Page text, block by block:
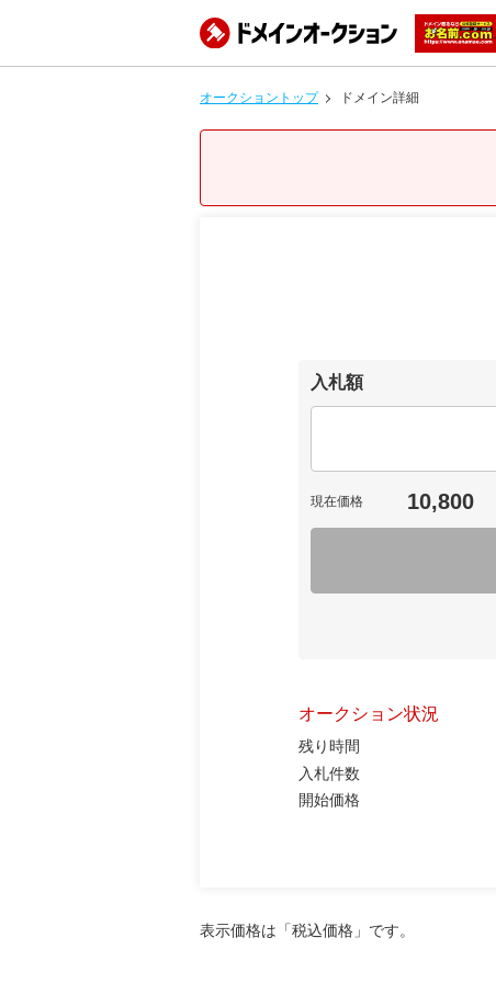
オークショントップ ドメイン詳細
入札額
現在価格 10,800
オークション状況
残り時間
入札件数
開始価格
表示価格は「税込価格」です。